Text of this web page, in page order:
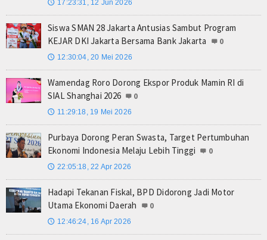
🕔 17:23:31, 12 Jun 2026
Siswa SMAN 28 Jakarta Antusias Sambut Program
KEJAR DKI Jakarta Bersama Bank Jakarta
0
🕔 12:30:04, 20 Mei 2026
Wamendag Roro Dorong Ekspor Produk Mamin RI di
SIAL Shanghai 2026
0
🕔 11:29:18, 19 Mei 2026
Purbaya Dorong Peran Swasta, Target Pertumbuhan
Ekonomi Indonesia Melaju Lebih Tinggi
0
🕔 22:05:18, 22 Apr 2026
Hadapi Tekanan Fiskal, BPD Didorong Jadi Motor
Utama Ekonomi Daerah
0
🕔 12:46:24, 16 Apr 2026